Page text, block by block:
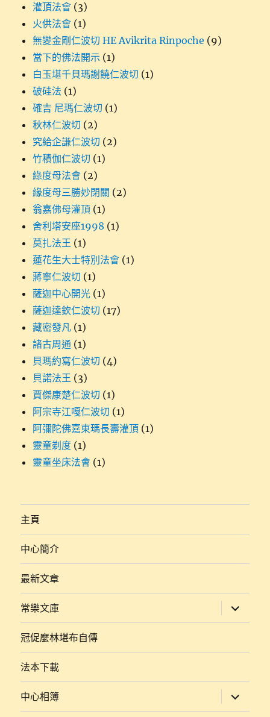
灌頂法會 (3)
火供法會 (1)
無變金剛仁波切 HE Avikrita Rinpoche (9)
當下的佛法開示 (1)
白玉堪千貝瑪謝饒仁波切 (1)
破硅法 (1)
確吉 尼瑪仁波切 (1)
秋林仁波切 (2)
究給企謙仁波切 (2)
竹積伽仁波切 (1)
綠度母法會 (2)
緣度母三勝妙閉關 (2)
翁嘉佛母灌頂 (1)
舍利塔安座1998 (1)
莫扎法王 (1)
蓮花生大士特別法會 (1)
蔣寧仁波切 (1)
薩迦中心開光 (1)
薩迦達欽仁波切 (17)
藏密發凡 (1)
諸古周通 (1)
貝瑪約寫仁波切 (4)
貝諾法王 (3)
賈傑康楚仁波切 (1)
阿宗寺江嘎仁波切 (1)
阿彌陀佛嘉東瑪長壽灌頂 (1)
靈童剃度 (1)
靈童坐床法會 (1)
主頁
中心簡介
最新文章
常樂文庫
展
開
子
冠促麼林堪布自傳
法本下載
中心相簿
展
開
子